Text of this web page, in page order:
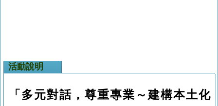
活動說明
「多元對話，尊重專業～建構本土化